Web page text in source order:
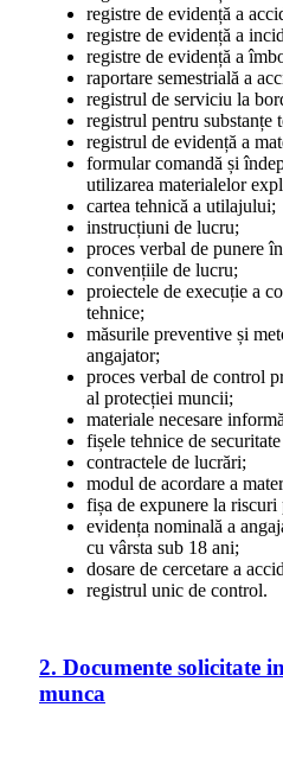
registre de evidență a
registre de evidență a
registre de evidență a
raportare semestrială a
registrul de serviciu la
registrul pentru substanțe
registrul de evidență a
formular comandă și
utilizarea materialelor
cartea tehnică a utilajului;
instrucțiuni de lucru;
proces verbal de punere
convențiile de lucru;
proiectele de execuție a
tehnice;
măsurile preventive și
angajator;
proces verbal de control
al protecției muncii;
materiale necesare
fișele tehnice de
contractele de lucrări;
modul de acordare a
fișa de expunere la riscuri
evidența nominală a
cu vârsta sub 18 ani;
dosare de cercetare a
registrul unic de control.
2. Documente solicitate
munca